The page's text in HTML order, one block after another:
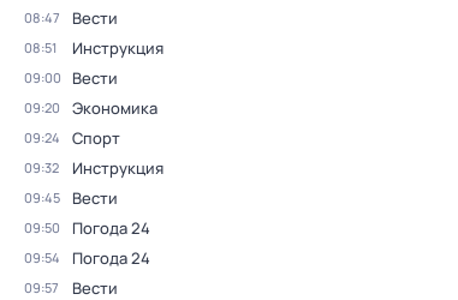
08:47 Вести
08:51 Инструкция
09:00 Вести
09:20 Экономика
09:24 Спорт
09:32 Инструкция
09:45 Вести
09:50 Погода 24
09:54 Погода 24
09:57 Вести